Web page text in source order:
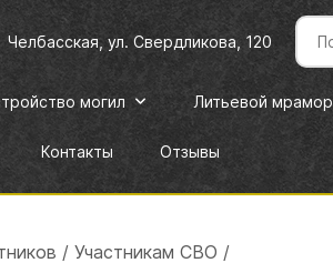
Челбасская, ул. Свердликова, 120
могил Литьевой мрамор
Контакты Отзывы
/ Участникам СВО /